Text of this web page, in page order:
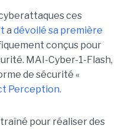
ces
a dévoilé sa première
conçus pour
MAI-Cyber-1-Flash,
de sécurité «
Perception.
pour réaliser des